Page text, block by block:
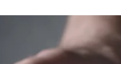
dziś cała Europa